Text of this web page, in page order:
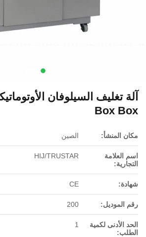
آلة تغليف السيلوفان
Box Box
مكان المنشأ: الصين
اسم العلامة
التجارية:
HIJ/TRUSTAR
شهادة: CE
رقم الموديل: 200
الحد الأدنى لكمية
الطلب:
1